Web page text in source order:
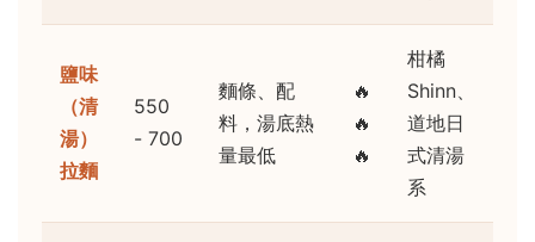
鹽味
（清
湯）
拉麵
550
- 700
麵條、配
料，湯底熱
量最低
🔥
🔥
🔥
柑橘
Shinn、
道地日
式清湯
系